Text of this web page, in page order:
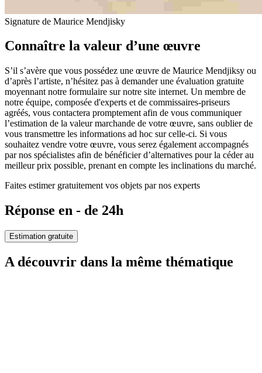
Signature de Maurice Mendjisky
Connaître la valeur d’une œuvre
S’il s’avère que vous possédez une œuvre de Maurice Mendjiksy ou
d’après l’artiste, n’hésitez pas à demander une évaluation gratuite
moyennant notre formulaire sur notre site internet. Un membre de
notre équipe, composée d'experts et de commissaires-priseurs
agréés, vous contactera promptement afin de vous communiquer
l’estimation de la valeur marchande de votre œuvre, sans oublier de
vous transmettre les informations ad hoc sur celle-ci. Si vous
souhaitez vendre votre œuvre, vous serez également accompagnés
par nos spécialistes afin de bénéficier d’alternatives pour la céder au
meilleur prix possible, prenant en compte les inclinations du marché.
Faites estimer gratuitement vos objets par nos experts
Réponse en - de 24h
Estimation gratuite
A découvrir dans la même thématique